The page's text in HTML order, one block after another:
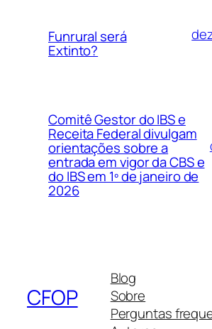
Funrural será
Extinto?
Comitê Gestor do IBS e
Receita Federal divulgam
orientações sobre a
entrada em vigor da CBS e
do IBS em 1º de janeiro de
2026
CFOP
Blog
Sobre
Perguntas